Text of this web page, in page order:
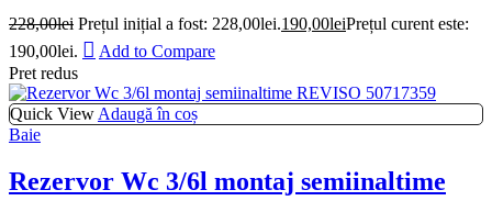
228,00lei Prețul inițial a fost: 228,00lei.190,00leiPrețul curent este:
190,00lei.
Add to Compare
Pret redus
Quick View Adaugă în coș
Baie
Rezervor Wc 3/6l montaj semiinaltime